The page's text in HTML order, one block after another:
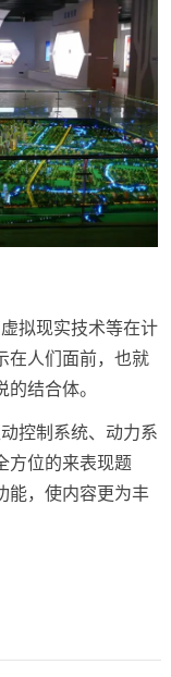
拟现实技术等在计
在人们面前，也就
结合体。
控制系统、动力系
方位的来表现题
能，使内容更为丰